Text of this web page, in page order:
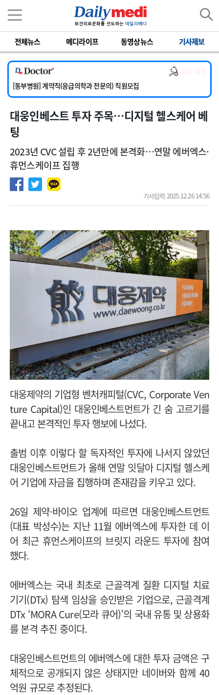
전체뉴스 메디라이프 동영상뉴스 기사제보
[서울아산병원] 2026년 하반기 인턴 모집
[영남대학교의료원] 마취통증의학과 임기제 임상의사 채용
[충남대학교병원] 소아청소년과(소아응급전담) 계약직 의사 공개채용
[동부병원] 계약직(응급의학과 전문의) 직원모집
[이대목동병원] 하반기 전공의(레지던트1년차) 모집
[서울아산병원] 2026년 하반기 인턴 모집
[영남대학교의료원] 마취통증의학과 임기제 임상의사 채용
대웅인베스트 투자 주목…디지털 헬스케어 베
팅
2023년 CVC 설립 후 2년만에 본격화…연말 에버엑스·
휴먼스케이프 집행
기사입력 2025.12.26 14:56
대웅제약의 기업형 벤처캐피털(CVC, Corporate Ven
ture Capital)인 대웅인베스트먼트가 긴 숨 고르기를
끝내고 본격적인 투자 행보에 나섰다.
출범 이후 이렇다 할 독자적인 투자에 나서지 않았던
대웅인베스트먼트가 올해 연말 잇달아 디지털 헬스케
어 기업에 자금을 집행하며 존재감을 키우고 있다.
26일 제약·바이오 업계에 따르면 대웅인베스트먼트
(대표 박성수)는 지난 11월 에버엑스에 투자한 데 이
어 최근 휴먼스케이프의 브릿지 라운드 투자에 참여
했다.
에버엑스는 국내 최초로 근골격계 질환 디지털 치료
기기(DTx) 탐색 임상을 승인받은 기업으로, 근골격계
DTx ‘MORA Cure(모라 큐어)’의 국내 유통 및 상용화
를 본격 추진 중이다.
대웅인베스트먼트의 에버엑스에 대한 투자 금액은 구
체적으로 공개되지 않은 상태지만 네이버와 함께 40
억원 규모로 추정된다.